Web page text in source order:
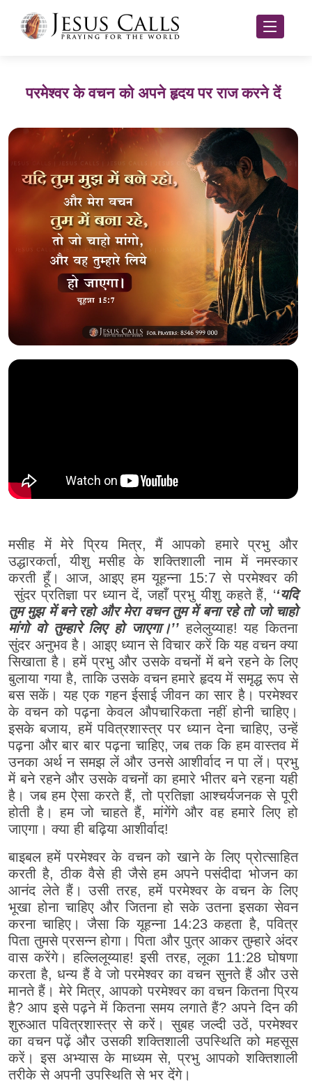
परमेश्वर के वचन को अपने हृदय पर राज करने दें
मसीह में मेरे प्रिय मित्र, मैं आपको हमारे प्रभु और
उद्धारकर्ता, यीशु मसीह के शक्तिशाली नाम में नमस्कार
करती हूँ। आज, आइए हम यूहन्ना 15:7 से परमेश्वर की
सुंदर प्रतिज्ञा पर ध्यान दें, जहाँ प्रभु यीशु कहते हैं, ‘‘यदि
तुम मुझ में बने रहो और मेरा वचन तुम में बना रहे तो जो चाहो
मांगो वो तुम्हारे लिए हो जाएगा।’’हलेलुय्याह! यह कितना
सुंदर अनुभव है। आइए ध्यान से विचार करें कि यह वचन क्या
सिखाता है। हमें प्रभु और उसके वचनों में बने रहने के लिए
बुलाया गया है, ताकि उसके वचन हमारे हृदय में समृद्ध रूप से
बस सकें। यह एक गहन ईसाई जीवन का सार है। परमेश्वर
के वचन को पढ़ना केवल औपचारिकता नहीं होनी चाहिए।
इसके बजाय, हमें पवित्रशास्त्र पर ध्यान देना चाहिए, उन्हें
पढ़ना और बार बार पढ़ना चाहिए, जब तक कि हम वास्तव में
उनका अर्थ न समझ लें और उनसे आशीर्वाद न पा लें। प्रभु
में बने रहने और उसके वचनों का हमारे भीतर बने रहना यही
है। जब हम ऐसा करते हैं, तो प्रतिज्ञा आश्चर्यजनक से पूरी
होती है। हम जो चाहते हैं, मांगेंगे और वह हमारे लिए हो
जाएगा। क्या ही बढ़िया आशीर्वाद!
बाइबल हमें परमेश्वर के वचन को खाने के लिए प्रोत्साहित
करती है, ठीक वैसे ही जैसे हम अपने पसंदीदा भोजन का
आनंद लेते हैं। उसी तरह, हमें परमेश्वर के वचन के लिए
भूखा होना चाहिए और जितना हो सके उतना इसका सेवन
करना चाहिए। जैसा कि यूहन्ना 14:23 कहता है, पवित्र
पिता तुमसे प्रसन्न होगा। पिता और पुत्र आकर तुम्हारे अंदर
वास करेंगे। हल्लिलूय्याह! इसी तरह, लूका 11:28 घोषणा
करता है, धन्य हैं वे जो परमेश्वर का वचन सुनते हैं और उसे
मानते हैं। मेरे मित्र, आपको परमेश्वर का वचन कितना प्रिय
है? आप इसे पढ़ने में कितना समय लगाते हैं? अपने दिन की
शुरुआत पवित्रशास्त्र से करें। सुबह जल्दी उठें, परमेश्वर
का वचन पढ़ें और उसकी शक्तिशाली उपस्थिति को महसूस
करें। इस अभ्यास के माध्यम से, प्रभु आपको शक्तिशाली
तरीके से अपनी उपस्थिति से भर देंगे।